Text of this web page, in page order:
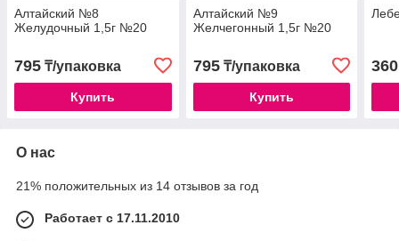
Алтайский №8
Желудочный 1,5г №20
795 ₸/упаковка
Купить
Алтайский №9
Желчегонный 1,5г №20
795₸/упаковка
Купить
360
О нас
21% положительных из 14 отзывов за год
Работает с 17.11.2010